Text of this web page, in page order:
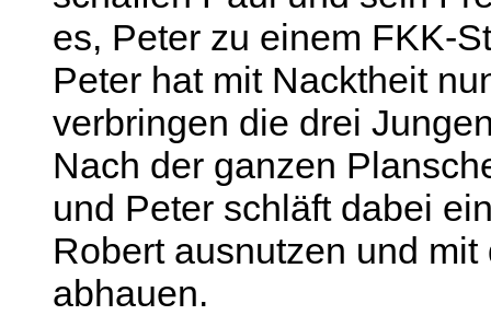
es, Peter zu einem FKK-
Peter hat mit Nacktheit
verbringen die drei
Nach der ganzen
und Peter schläft dabei
Robert ausnutzen und
abhauen.